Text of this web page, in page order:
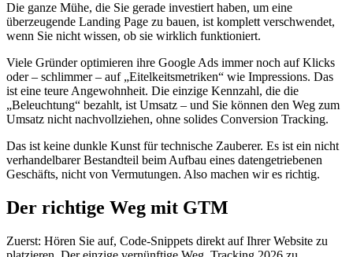
Die ganze Mühe, die Sie gerade investiert haben, um eine
überzeugende Landing Page zu bauen, ist komplett verschwendet,
wenn Sie nicht wissen, ob sie wirklich funktioniert.
Viele Gründer optimieren ihre Google Ads immer noch auf Klicks
oder – schlimmer – auf „Eitelkeitsmetriken“ wie Impressions. Das
ist eine teure Angewohnheit. Die einzige Kennzahl, die die
„Beleuchtung“ bezahlt, ist Umsatz – und Sie können den Weg zum
Umsatz nicht nachvollziehen, ohne solides Conversion Tracking.
Das ist keine dunkle Kunst für technische Zauberer. Es ist ein nicht
verhandelbarer Bestandteil beim Aufbau eines datengetriebenen
Geschäfts, nicht von Vermutungen. Also machen wir es richtig.
Der richtige Weg mit GTM
Zuerst: Hören Sie auf, Code-Snippets direkt auf Ihrer Website zu